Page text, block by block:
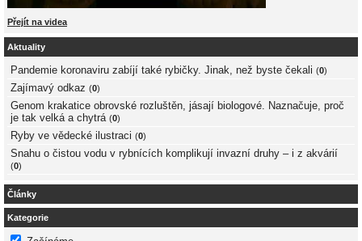
Přejít na videa
Aktuality
Pandemie koronaviru zabíjí také rybičky. Jinak, než byste čekali (0)
Zajímavý odkaz (0)
Genom krakatice obrovské rozluštěn, jásají biologové. Naznačuje, proč
je tak velká a chytrá (0)
Ryby ve vědecké ilustraci (0)
Snahu o čistou vodu v rybnících komplikují invazní druhy – i z akvárií
(0)
Články
Kategorie